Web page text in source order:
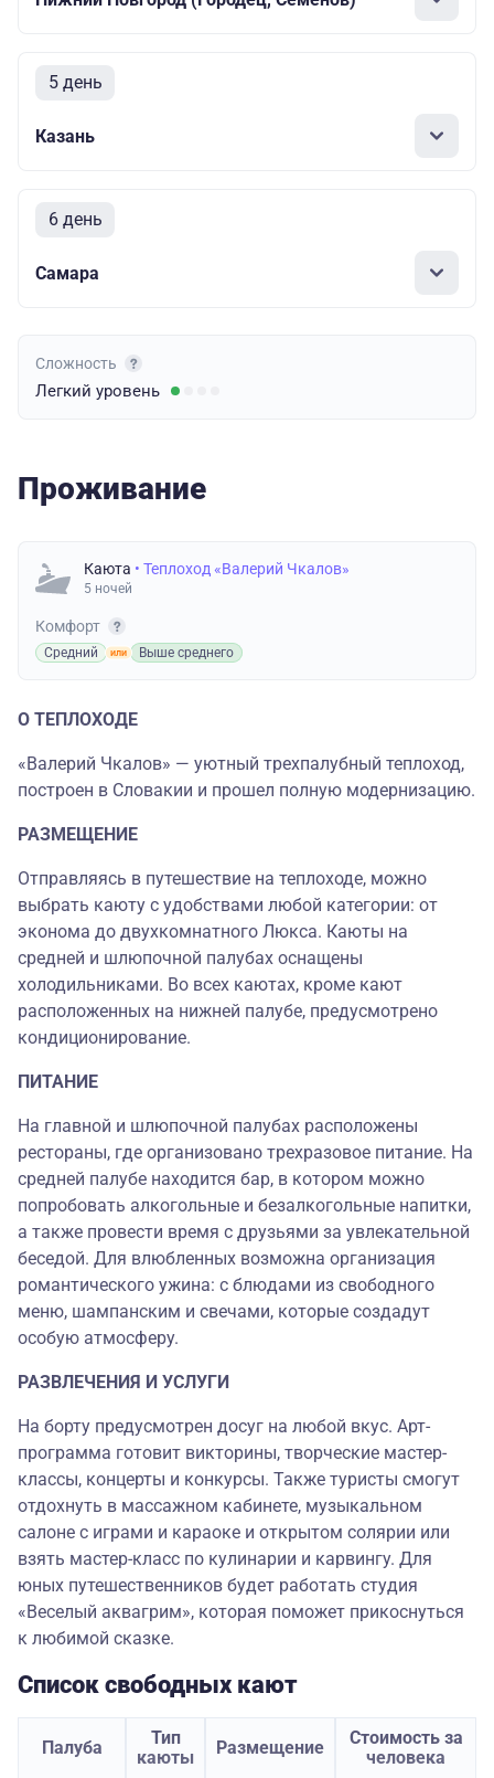
5 день
Казань
6 день
Самара
Сложность
Легкий уровень
Проживание
Каюта • Теплоход «Валерий Чкалов»
5 ночей
Комфорт
Средний Выше среднего
О ТЕПЛОХОДЕ
«Валерий Чкалов» — уютный трехпалубный теплоход,
построен в Словакии и прошел полную модернизацию.
РАЗМЕЩЕНИЕ
Отправляясь в путешествие на теплоходе, можно
выбрать каюту с удобствами любой категории: от
эконома до двухкомнатного Люкса. Каюты на
средней и шлюпочной палубах оснащены
холодильниками. Во всех каютах, кроме кают
расположенных на нижней палубе, предусмотрено
кондиционирование.
ПИТАНИЕ
На главной и шлюпочной палубах расположены
рестораны, где организовано трехразовое питание. На
средней палубе находится бар, в котором можно
попробовать алкогольные и безалкогольные напитки,
а также провести время с друзьями за увлекательной
беседой. Для влюбленных возможна организация
романтического ужина: с блюдами из свободного
меню, шампанским и свечами, которые создадут
особую атмосферу.
РАЗВЛЕЧЕНИЯ И УСЛУГИ
На борту предусмотрен досуг на любой вкус. Арт-
программа готовит викторины, творческие мастер-
классы, концерты и конкурсы. Также туристы смогут
отдохнуть в массажном кабинете, музыкальном
салоне с играми и караоке и открытом солярии или
взять мастер-класс по кулинарии и карвингу. Для
юных путешественников будет работать студия
«Веселый аквагрим», которая поможет прикоснуться
к любимой сказке.
Список свободных кают
Палуба
Тип
каюты
Размещение
Стоимость за
человека